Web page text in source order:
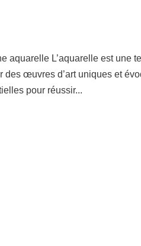
aquarelle L’aquarelle est une
œuvres d’art uniques et
pour réussir...